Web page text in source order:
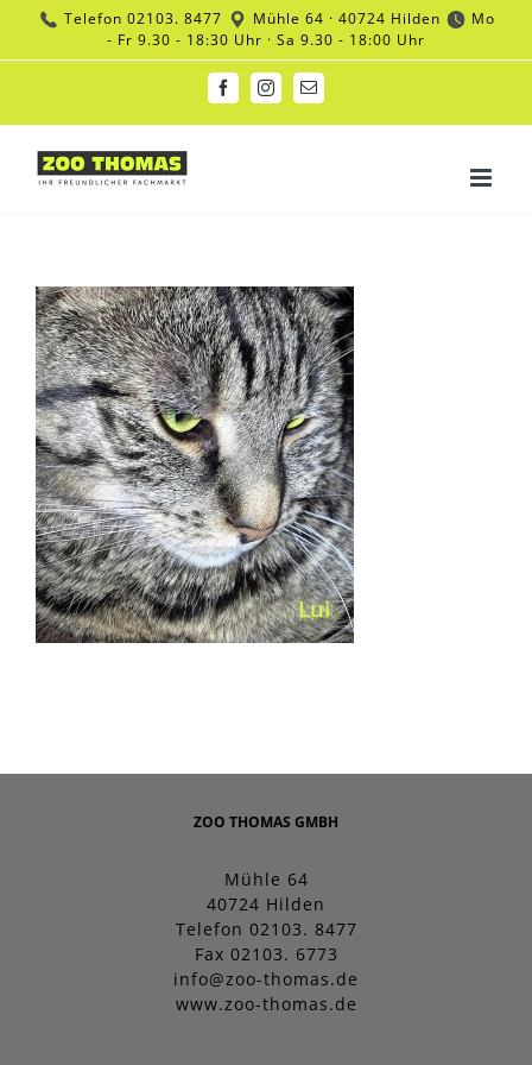
Inhalt
springen
Telefon 02103. 8477 Mühle 64 · 40724 Hilden
Mo
- Fr 9.30 - 18:30 Uhr · Sa 9.30 - 18:00 Uhr
FacebookInstagram
E-
ZOO THOMAS GMBH
Mühle 64
40724 Hilden
Telefon 02103. 8477
Fax 02103. 6773
info@zoo-thomas.de
www.zoo-thomas.de